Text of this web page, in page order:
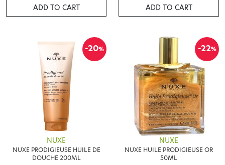
ADD TO CART ADD TO CART
-20%
NUXE
NUXE PRODIGIEUSE HUILE DE
DOUCHE 200ML
-22%
NUXE
NUXE HUILE PRODIGIEUSE OR
50ML